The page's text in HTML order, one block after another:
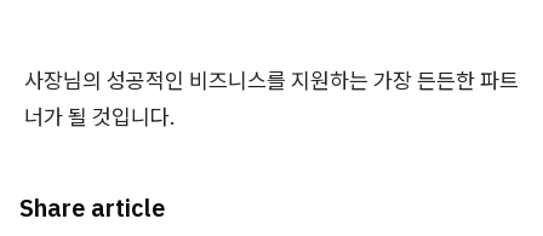
사장님의 성공적인 비즈니스를 지원하는 가장 든든한 파트
너가 될 것입니다.
Share article